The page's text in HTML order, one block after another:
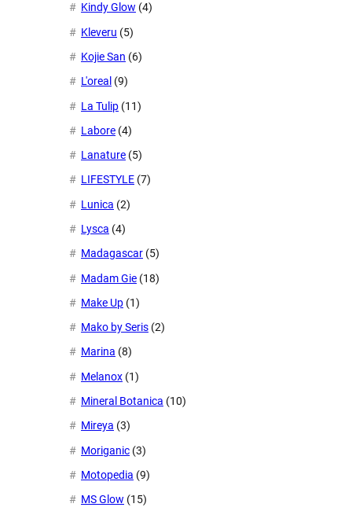
Kindy Glow (4)
Kleveru (5)
Kojie San (6)
L'oreal (9)
La Tulip (11)
Labore (4)
Lanature (5)
LIFESTYLE (7)
Lunica (2)
Lysca (4)
Madagascar (5)
Madam Gie (18)
Make Up (1)
Mako by Seris (2)
Marina (8)
Melanox (1)
Mineral Botanica (10)
Mireya (3)
Moriganic (3)
Motopedia (9)
MS Glow (15)